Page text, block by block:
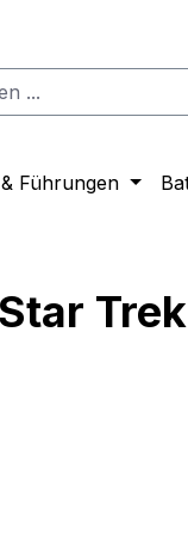
Führungen
Trek